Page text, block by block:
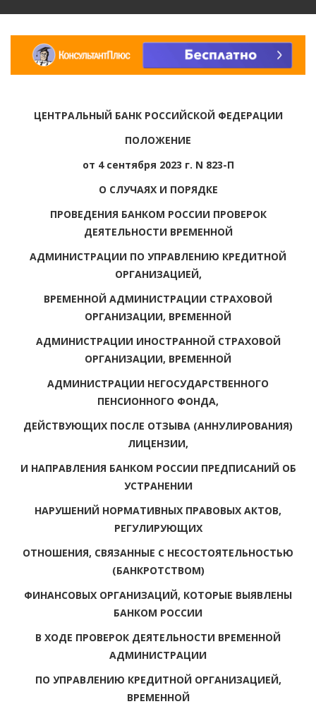
ЦЕНТРАЛЬНЫЙ БАНК РОССИЙСКОЙ ФЕДЕРАЦИИ
ПОЛОЖЕНИЕ
от 4 сентября 2023 г. N 823-П
О СЛУЧАЯХ И ПОРЯДКЕ
ПРОВЕДЕНИЯ БАНКОМ РОССИИ ПРОВЕРОК
ДЕЯТЕЛЬНОСТИ ВРЕМЕННОЙ
АДМИНИСТРАЦИИ ПО УПРАВЛЕНИЮ КРЕДИТНОЙ
ОРГАНИЗАЦИЕЙ,
ВРЕМЕННОЙ АДМИНИСТРАЦИИ СТРАХОВОЙ
ОРГАНИЗАЦИИ, ВРЕМЕННОЙ
АДМИНИСТРАЦИИ ИНОСТРАННОЙ СТРАХОВОЙ
ОРГАНИЗАЦИИ, ВРЕМЕННОЙ
АДМИНИСТРАЦИИ НЕГОСУДАРСТВЕННОГО
ПЕНСИОННОГО ФОНДА,
ДЕЙСТВУЮЩИХ ПОСЛЕ ОТЗЫВА (АННУЛИРОВАНИЯ)
ЛИЦЕНЗИИ,
И НАПРАВЛЕНИЯ БАНКОМ РОССИИ ПРЕДПИСАНИЙ ОБ
УСТРАНЕНИИ
НАРУШЕНИЙ НОРМАТИВНЫХ ПРАВОВЫХ АКТОВ,
РЕГУЛИРУЮЩИХ
ОТНОШЕНИЯ, СВЯЗАННЫЕ С НЕСОСТОЯТЕЛЬНОСТЬЮ
(БАНКРОТСТВОМ)
ФИНАНСОВЫХ ОРГАНИЗАЦИЙ, КОТОРЫЕ ВЫЯВЛЕНЫ
БАНКОМ РОССИИ
В ХОДЕ ПРОВЕРОК ДЕЯТЕЛЬНОСТИ ВРЕМЕННОЙ
АДМИНИСТРАЦИИ
ПО УПРАВЛЕНИЮ КРЕДИТНОЙ ОРГАНИЗАЦИЕЙ,
ВРЕМЕННОЙ